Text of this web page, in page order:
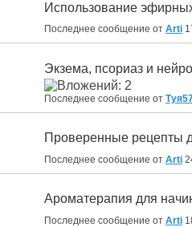
Использование
Последнее сообщение от Arti
Экзема, псориаз и
Последнее сообщение от
Проверенные рецепты
Последнее сообщение от Arti
Ароматерапия для
Последнее сообщение от Arti